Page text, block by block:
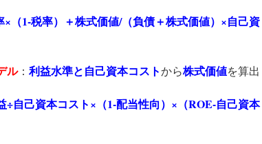
（1-税率）＋株式価値/（負債＋株式価値）×自己資
ル： 利益水準と自己資本コストから株式価値を算出
÷自己資本コスト×（1-配当性向）×（ROE-自己資本